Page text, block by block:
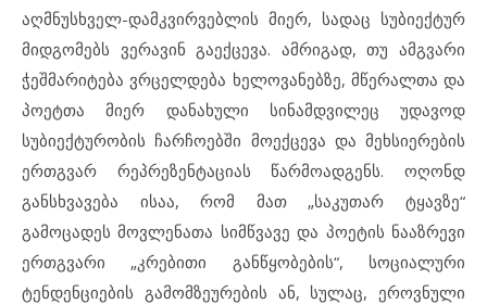
აღმნუსხველ-დამკვირვებლის მიერ, სადაც სუბიექტურ
მიდგომებს ვერავინ გაექცევა. ამრიგად, თუ ამგვარი
ჭეშმარიტება ვრცელდება ხელოვანებზე, მწერალთა და
პოეტთა მიერ დანახული სინამდვილეც უდავოდ
სუბიექტურობის ჩარჩოებში მოექცევა და მეხსიერების
ერთგვარ რეპრეზენტაციას წარმოადგენს. ოღონდ
განსხვავება ისაა, რომ მათ „საკუთარ ტყავზე“
გამოცადეს მოვლენათა სიმწვავე და პოეტის ნააზრევი
ერთგვარი „კრებითი განწყობების“, სოციალური
ტენდენციების გამომზეურების ან, სულაც, ეროვნული